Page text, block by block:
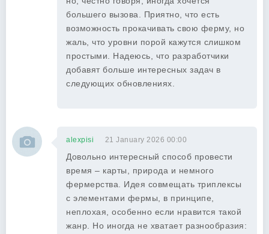
большего вызова. Приятно, что есть
возможность прокачивать свою ферму, но
жаль, что уровни порой кажутся слишком
простыми. Надеюсь, что разработчики
добавят больше интересных задач в
следующих обновлениях.
alexpisi 21 January 2026 00:00
Довольно интересный способ провести
время – карты, природа и немного
фермерства. Идея совмещать триплексы
с элементами фермы, в принципе,
неплохая, особенно если нравится такой
жанр. Но иногда не хватает разнообразия: